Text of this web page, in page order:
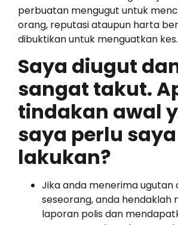
perbuatan mengugut untuk
orang, reputasi ataupun harta
dibuktikan untuk menguatkan kes.
Saya diugut
sangat takut.
tindakan awal
saya perlu saya
lakukan?
Jika anda menerima ugutan
seseorang, anda hendaklah
laporan polis dan